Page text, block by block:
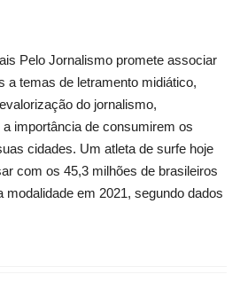
Pelo Jornalismo promete associar
a temas de letramento midiático,
do jornalismo,
importância de consumirem os
cidades. Um atleta de surfe hoje
com os 45,3 milhões de brasileiros
modalidade em 2021, segundo dados